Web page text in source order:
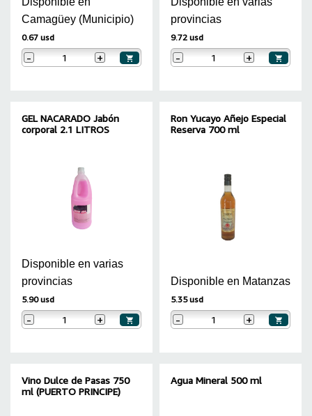
Camagüey (Municipio)
0.67 usd
- +
provincias
9.72 usd
- +
GEL NACARADO Jabón
corporal 2.1 LITROS
Disponible en varias
provincias
5.90 usd
- +
Ron Yucayo Añejo Especial
Reserva 700 ml
Disponible en Matanzas
5.35 usd
- +
Vino Dulce de Pasas 750
ml (PUERTO PRINCIPE)
Agua Mineral 500 ml